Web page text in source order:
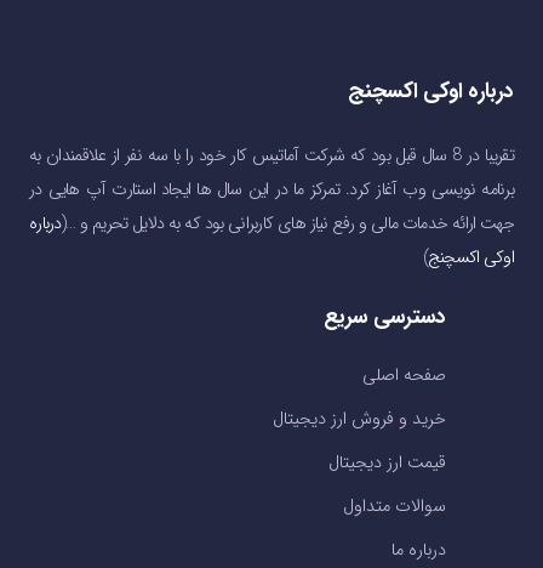
درباره اوکی اکسچنج
تقریبا در 8 سال قبل بود که شرکت آماتیس کار خود را با سه نفر از علاقمندان به
برنامه نویسی وب آغاز کرد. تمرکز ما در این سال ها ایجاد استارت آپ هایی در
جهت ارائه خدمات مالی و رفع نیاز های کاربرانی بود که به دلایل تحریم و …(درباره
اوکی اکسچنج)
دسترسی سریع
صفحه اصلی
خرید و فروش ارز دیجیتال
قیمت ارز دیجیتال
سوالات متداول
درباره ما